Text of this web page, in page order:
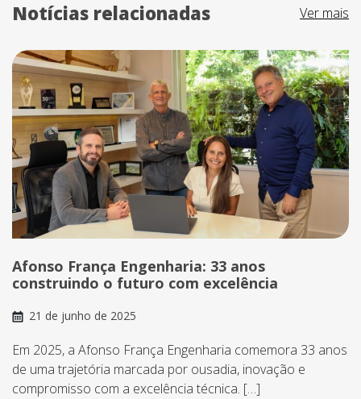
Notícias relacionadas Ver mais
Afonso França Engenharia: 33 anos
construindo o futuro com excelência
21 de junho de 2025
Em 2025, a Afonso França Engenharia comemora 33 anos
de uma trajetória marcada por ousadia, inovação e
compromisso com a excelência técnica. […]